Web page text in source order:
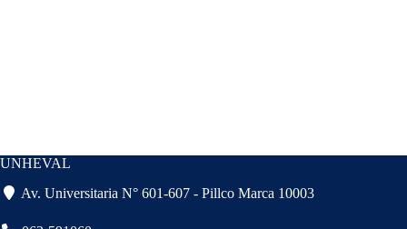
UNHEVAL
Av. Universitaria N° 601-607 - Pillco Marca 10003